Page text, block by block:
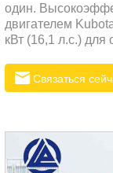
один.
двигателем
кВт (16,1 л.с.)
уровень шума,
окружающей
мм,
максимальная
Связаться